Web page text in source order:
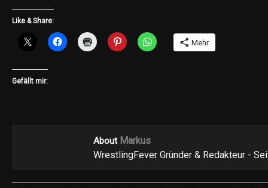
Like & Share:
Mehr
Gefällt mir:
About Markus
WrestlingFever Gründer & Redakteur -